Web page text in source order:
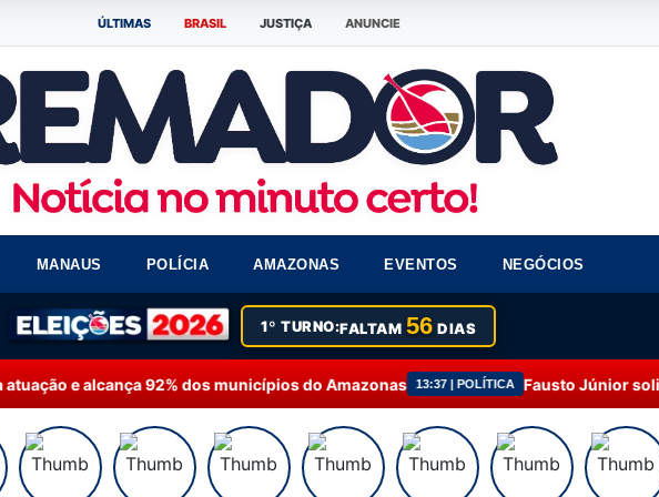
ÚLTIMAS BRASIL JUSTIÇA ANUNCIE
MANAUS POLÍCIA AMAZONAS EVENTOS NEGÓCIOS
1º TURNO:FALTAM 56 DIAS
dos municípios do Amazonas 13:37 | POLÍTICA Fausto Júnior solicita investigação